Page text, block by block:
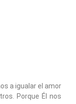
a igualar el amor
Porque Él nos